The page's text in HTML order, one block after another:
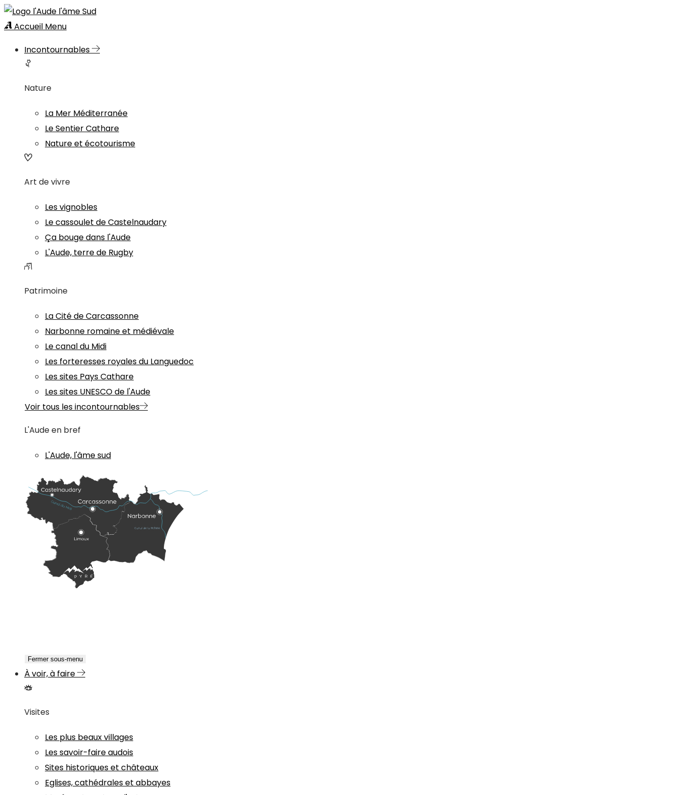
Accueil Menu
Incontournables
Nature
La Mer Méditerranée
Le Sentier Cathare
Nature et écotourisme
Art de vivre
Les vignobles
Le cassoulet de Castelnaudary
Ça bouge dans l'Aude
L'Aude, terre de Rugby
Patrimoine
La Cité de Carcassonne
Narbonne romaine et médiévale
Le canal du Midi
Les forteresses royales du Languedoc
Les sites Pays Cathare
Les sites UNESCO de l'Aude
Voir tous les incontournables
L'Aude en bref
L'Aude, l'âme sud
Fermer sous-menu
À voir, à faire
Visites
Les plus beaux villages
Les savoir-faire audois
Sites historiques et châteaux
Eglises, cathédrales et abbayes